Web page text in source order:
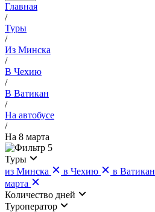
Главная
/
Туры
/
Из Минска
/
В Чехию
/
В Ватикан
/
На автобусе
/
На 8 марта
5
Туры
из Минска
в Чехию в Ватикан
марта
Количество дней
Туроператор